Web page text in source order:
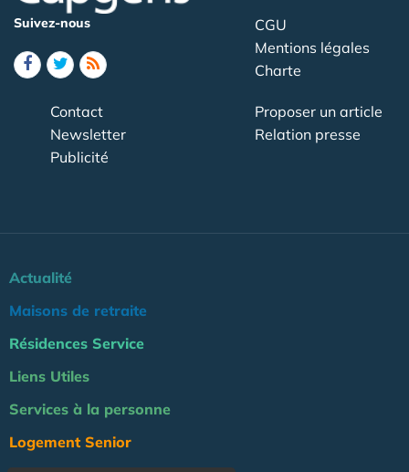
Suivez-nous
CGU
Mentions légales
Charte
Contact
Newsletter
Publicité
Proposer un article
Relation presse
Actualité
Maisons de retraite
Résidences Service
Liens Utiles
Services à la personne
Logement Senior